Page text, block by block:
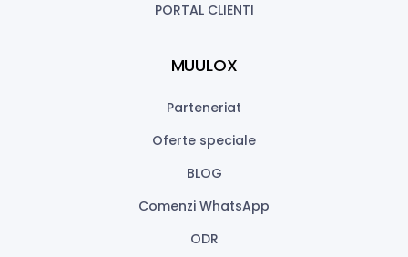
PORTAL CLIENTI
MUULOX
Parteneriat
Oferte speciale
BLOG
Comenzi WhatsApp
ODR